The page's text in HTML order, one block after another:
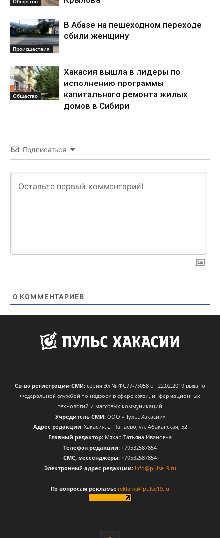
Общество
Происшествия
В Абазе на пешеходном переходе
сбили женщину
Общество
Хакасия вышла в лидеры по
исполнению программы
капитального ремонта жилых
домов в Сибири
Подписаться
0 КОММЕНТАРИЕВ
Св-во регистрации СМИ: серия Эл № ФС77-75058 от 22.02.2019 выдано
Федеральной службой по надзору в сфере связи, информационных
технологий и массовых коммуникаций
Учредитель СМИ:ООО «Пульс Хакасии»
Адрес редакции:Хакасия, д. Чапаево, ул. Абаканская, 52
Главный редактор: Мяхар Татьяна Ивановна
Телефон редакции: +79532587854
CМС, мессенджеры: +79532587854
Электронный адрес редакции: info@pulse19.ru
По вопросам рекламы: reklama@pulse19.ru